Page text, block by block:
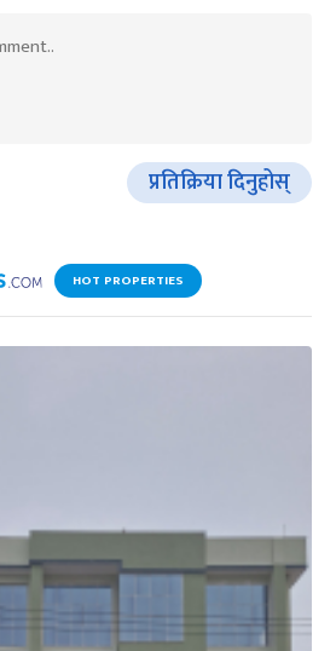
प्रतिक्रिया दिनुहोस्
HOT PROPERTIES